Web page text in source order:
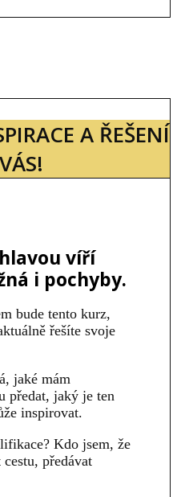
A ŘEŠENÍ
víří
i pochyby.
bude tento kurz,
řešíte svoje
jaké mám
předat, jaký je ten
inspirovat.
Kdo jsem, že
předávat